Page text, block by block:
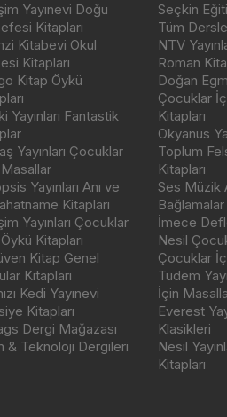
Yayınevi Doğu
Kitapları
Kitabevi Okul
Kitapları
Kitap Öykü
Yayınları Fantastik
Yayınları Çocuklar
Yayınları Anı ve
Kitapları
Yayınları Çocuklar
Kitapları
Kitap Genel
Kitapları
Kedi Yayınevi
Kitapları
Dergi Mağazası
& Teknoloji Dergileri
Seçkin
Tüm
NTV
Roman
Doğan
Çocuklar
Kitapları
Okyanus
Toplum
Kitapları
Ses Müzik
Bağlamalar
İmece
Nesil
Çocuklar
Tudem
İçin
Everest
Klasikleri
Nesil
Kitapları